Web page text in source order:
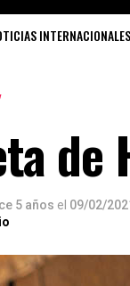
INTERNACIONALES
de
5 años el 09/02/